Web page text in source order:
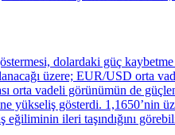
dolardaki güç
üzere; EUR/USD orta
orta vadeli görünümün de
yükseliş gösterdi. 1,1650’nin
eğiliminin ileri taşındığını